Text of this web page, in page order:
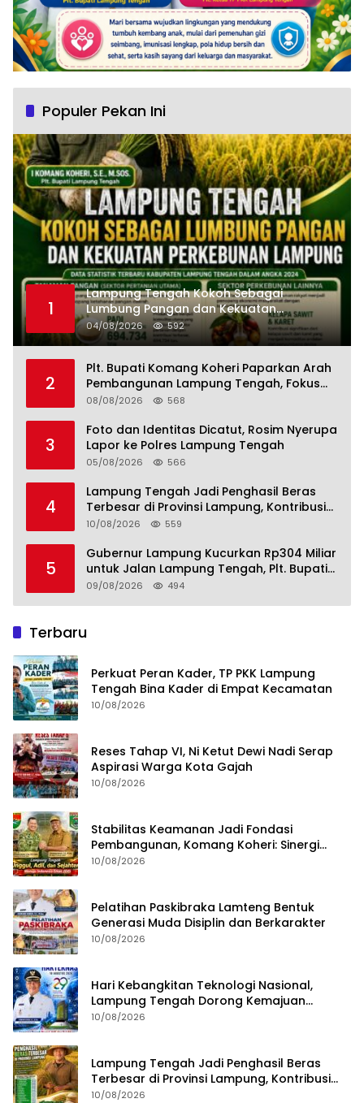
Populer Pekan Ini
1
Lampung Tengah Kokoh Sebagai
Lumbung Pangan dan Kekuatan
Perkebunan Lampung, Komang Koheri:
Kemandirian Pangan adalah Fondasi
04/08/2026 592
2
Plt. Bupati Komang Koheri Paparkan Arah
Pembangunan Lampung Tengah, Fokus
pada SDM, Ekonomi, Infrastruktur dan
08/08/2026 568
3
Foto dan Identitas Dicatut, Rosim Nyerupa
Lapor ke Polres Lampung Tengah
05/08/2026 566
4
Lampung Tengah Jadi Penghasil Beras
Terbesar di Provinsi Lampung, Kontribusi
Nyata untuk Swasembada Pangan
10/08/2026 559
5
Gubernur Lampung Kucurkan Rp304 Miliar
untuk Jalan Lampung Tengah, Plt. Bupati
Komang Koheri Apresiasi
09/08/2026 494
Terbaru
Perkuat Peran Kader, TP PKK Lampung
Tengah Bina Kader di Empat Kecamatan
10/08/2026
Reses Tahap VI, Ni Ketut Dewi Nadi Serap
Aspirasi Warga Kota Gajah
10/08/2026
Stabilitas Keamanan Jadi Fondasi
Pembangunan, Komang Koheri: Sinergi
Harus Terus Diperkuat
10/08/2026
Pelatihan Paskibraka Lamteng Bentuk
Generasi Muda Disiplin dan Berkarakter
10/08/2026
Hari Kebangkitan Teknologi Nasional,
Lampung Tengah Dorong Kemajuan
Berbasis Inovasi
10/08/2026
Lampung Tengah Jadi Penghasil Beras
Terbesar di Provinsi Lampung, Kontribusi
Nyata untuk Swasembada Pangan
10/08/2026